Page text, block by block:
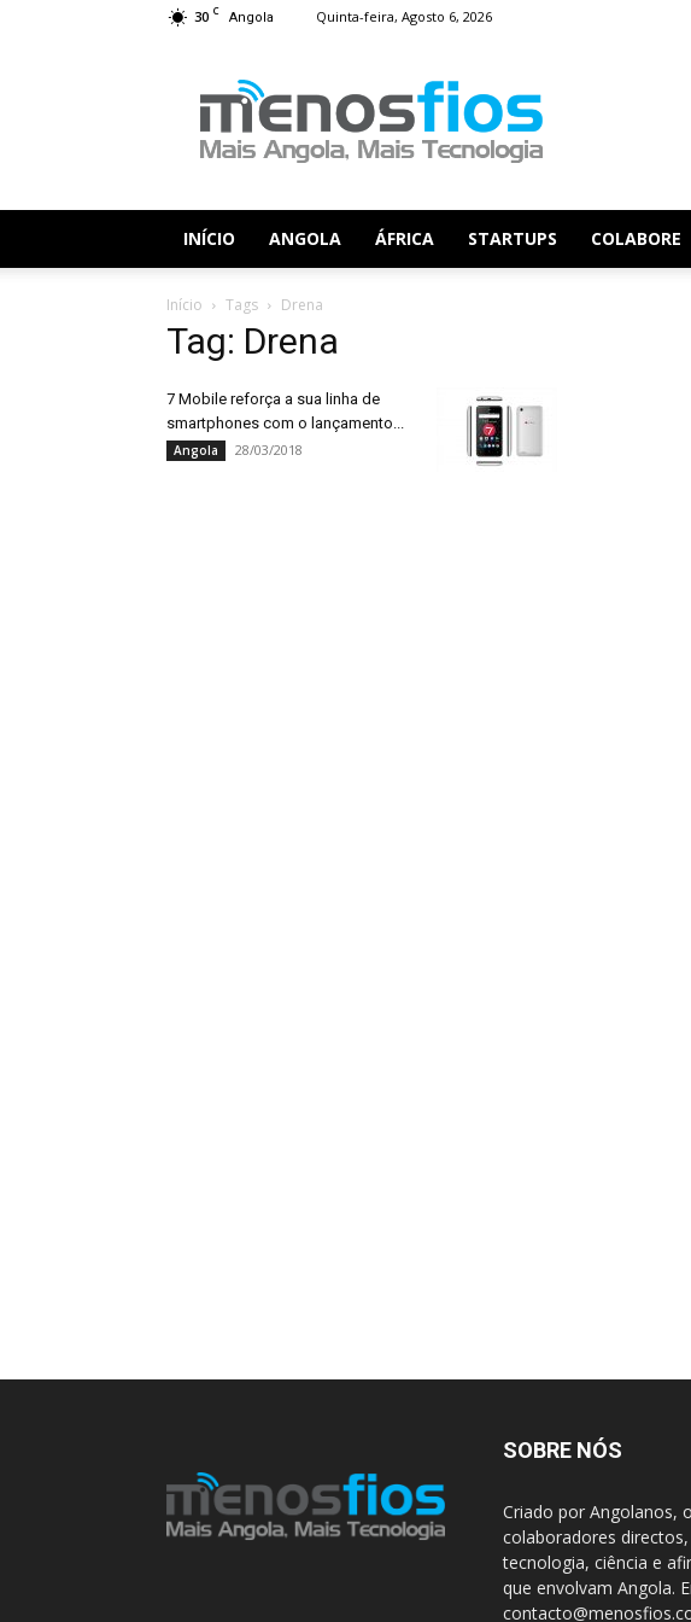
30 C Angola Quinta-feira, Agosto 6, 2026
Fios
INÍCIO ANGOLA ÁFRICA STARTUPS COLABORE
Início Tags Drena
Tag: Drena
7 Mobile reforça a sua linha de
smartphones com o lançamento...
Angola 28/03/2018
SOBRE NÓS
Criado por Angolanos,
colaboradores
tecnologia, ciência e
que envolvam Angola.